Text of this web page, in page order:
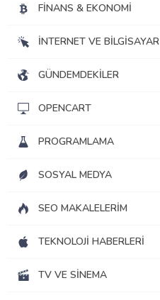
FINANS & EKONOMI
İNTERNET VE BILGISAYAR
GÜNDEMDEKILER
OPENCART
PROGRAMLAMA
SOSYAL MEDYA
SEO MAKALELERIM
TEKNOLOJI HABERLERI
TV VE SINEMA